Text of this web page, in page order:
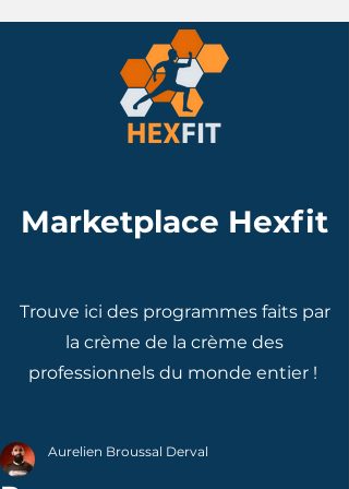
Marketplace Hexfit
Trouve ici des programmes faits par
la crème de la crème des
professionnels du monde entier !
Aurelien Broussal Derval